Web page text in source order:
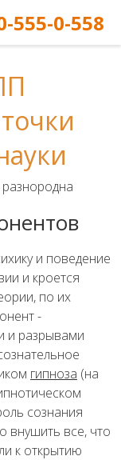
и поведение
и кроется
по их
-
и разрывами
гипноза (на
сознания
внушить все, что
к открытию
555-0-558